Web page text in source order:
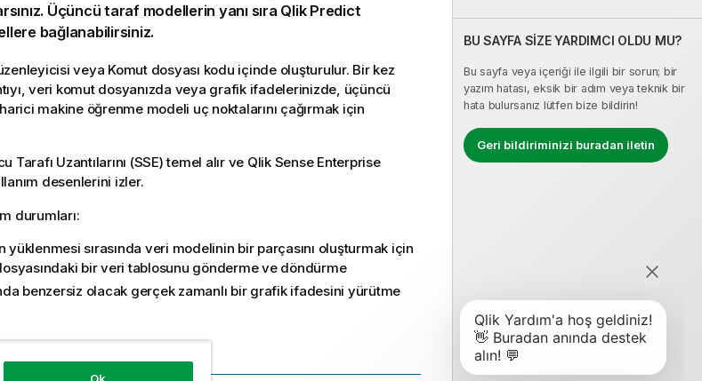
BU SAYFA SİZE YARDIMCI OLDU MU?
Bu sayfa veya içeriği ile ilgili bir sorun; bir
yazım hatası, eksik bir adım veya teknik bir
hata bulursanız lütfen bize bildirin!
Geri bildiriminizi buradan iletin
Üçüncü taraf modellerin yanı sıra Qlik Predict
bağlanabilirsiniz.
veya Komut dosyası kodu içinde oluşturulur. Bir kez
veri komut dosyanızda veya grafik ifadelerinizde, üçüncü
makine öğrenme modeli uç noktalarını çağırmak için
Tarafı Uzantılarını (SSE) temel alır ve Qlik Sense Enterprise
desenlerini izler.
durumları:
yüklenmesi sırasında veri modelinin bir parçasını oluşturmak için
bir veri tablosunu gönderme ve döndürme
benzersiz olacak gerçek zamanlı bir grafik ifadesini yürütme